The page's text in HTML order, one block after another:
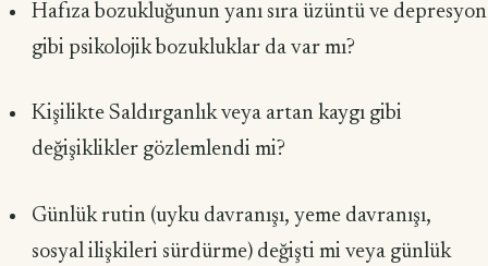
Hafıza bozukluğunun yanı sıra üzüntü ve depresyon
gibi psikolojik bozukluklar da var mı?
Kişilikte Saldırganlık veya artan kaygı gibi
değişiklikler gözlemlendi mi?
Günlük rutin (uyku davranışı, yeme davranışı,
sosyal ilişkileri sürdürme) değişti mi veya günlük